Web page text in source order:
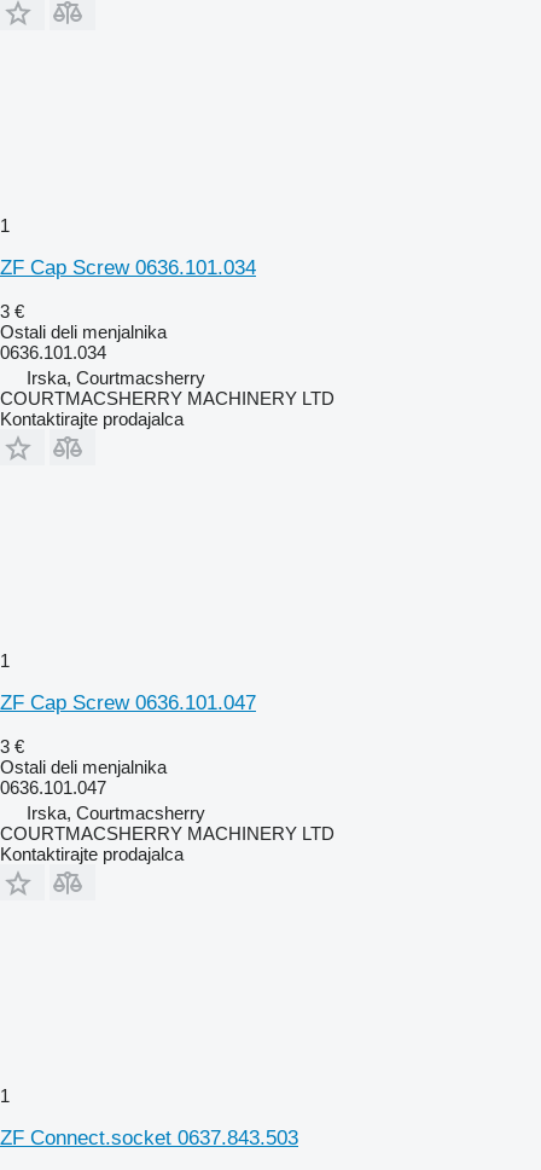
1
ZF Cap Screw 0636.101.034
3 €
Ostali deli menjalnika
0636.101.034
Irska, Courtmacsherry
COURTMACSHERRY MACHINERY LTD
Kontaktirajte prodajalca
1
ZF Cap Screw 0636.101.047
3 €
Ostali deli menjalnika
0636.101.047
Irska, Courtmacsherry
COURTMACSHERRY MACHINERY LTD
Kontaktirajte prodajalca
1
ZF Connect.socket 0637.843.503